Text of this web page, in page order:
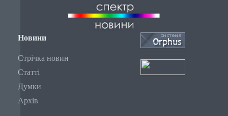
Новини
Стрічка новин
Статті
Думки
Архів